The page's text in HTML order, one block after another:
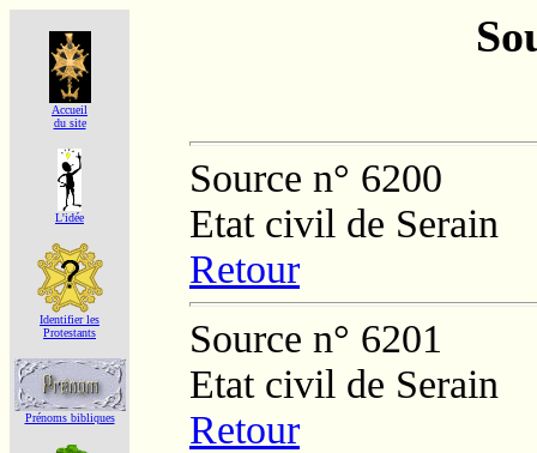
Accueil
du site
L'idée
Identifier les
Protestants
Prénoms bibliques
Source n° 6200
Etat civil de Serain
Retour
Source n° 6201
Etat civil de Serain
Retour